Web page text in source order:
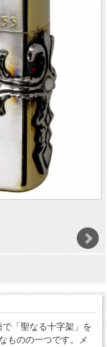
で「聖なる十字架」を
ものの一つです。メ